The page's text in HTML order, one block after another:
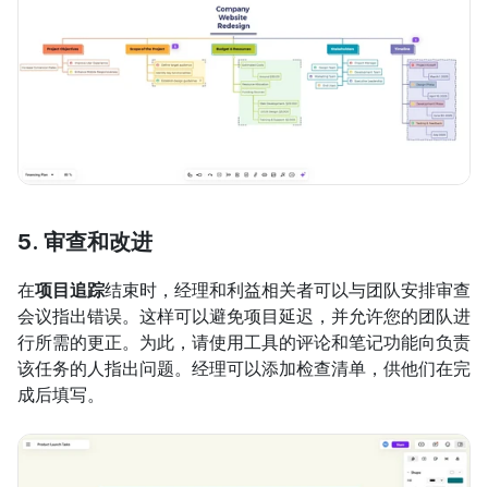
5. 审查和改进
在项目追踪结束时，经理和利益相关者可以与团队安排审查
会议指出错误。这样可以避免项目延迟，并允许您的团队进
行所需的更正。为此，请使用工具的评论和笔记功能向负责
该任务的人指出问题。经理可以添加检查清单，供他们在完
成后填写。